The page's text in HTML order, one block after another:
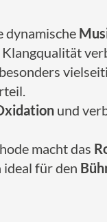
dynamische
besonders
und
macht das
ideal für den